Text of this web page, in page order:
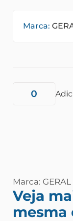
Marca:
Marca: GERAL
Veja